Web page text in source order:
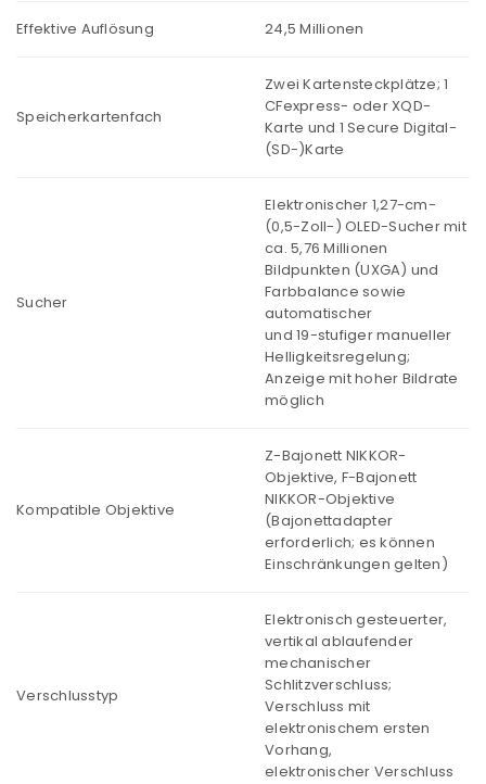
Effektive Auflösung 24,5 Millionen
Speicherkartenfach
Zwei Kartensteckplätze; 1
CFexpress- oder XQD-
Karte und 1 Secure Digital-
(SD-)Karte
Sucher
Elektronischer 1,27-cm-
(0,5-Zoll-) OLED-Sucher mit
ca. 5,76 Millionen
Bildpunkten (UXGA) und
Farbbalance sowie
automatischer
und 19-stufiger manueller
Helligkeitsregelung;
Anzeige mit hoher Bildrate
möglich
Kompatible Objektive
Z-Bajonett NIKKOR-
Objektive, F-Bajonett
NIKKOR-Objektive
(Bajonettadapter
erforderlich; es können
Einschränkungen gelten)
Verschlusstyp
Elektronisch gesteuerter,
vertikal ablaufender
mechanischer
Schlitzverschluss;
Verschluss mit
elektronischem ersten
Vorhang,
elektronischer Verschluss